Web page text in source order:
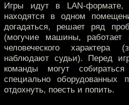
Игры идут в LAN-формате,
находятся в одном
догадаться, решает ряд
(могучие машины,
человеческого характера
наблюдают судьи). Перед
команды могут
специально оборудованных
отдохнуть, поесть и попить.